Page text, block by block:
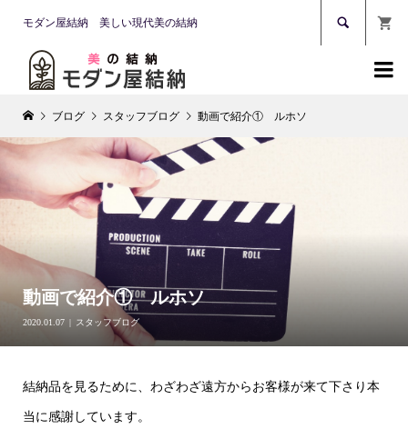
モダン屋結納 美しい現代美の結納 

ブログ スタッフブログ 動画で紹介① ルホソ
動画で紹介① ルホソ
2020.01.07 スタッフブログ
結納品を見るために、わざわざ遠方からお客様が来て下さり本
当に感謝しています。